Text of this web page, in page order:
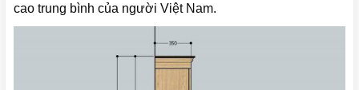
cao trung bình của người Việt Nam.